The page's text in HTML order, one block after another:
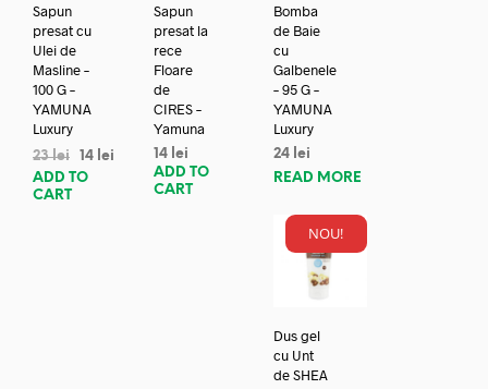
Sapun
presat cu
Ulei de
Masline –
100 G –
YAMUNA
Luxury
23lei 14 lei
ADD TO
CART
Sapun
presat la
rece
Floare
de
CIRES –
Yamuna
14 lei
ADD TO
CART
Bomba
de Baie
cu
Galbenele
– 95 G –
YAMUNA
Luxury
24 lei
READ MORE
NOU!
Dus gel
cu Unt
de SHEA